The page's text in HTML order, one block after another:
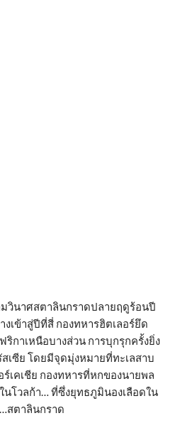
วินาศสตาลินกราดปลายฤดูร้อนปี
เข้าสู่ปีที่สี่ กองทหารฮิตเลอร์ยึด
ริกาเหนือบางส่วน การบุกรุกครั้งยิ่ง
เซีย โดยมีจุดมุ่งหมายที่ทะเลสาบ
เคเชีย กองทหารที่หกของนายพล
นโวลก้า… ที่ซึ่งยุทธภูมินองเลือดใน
สตาลินกราด